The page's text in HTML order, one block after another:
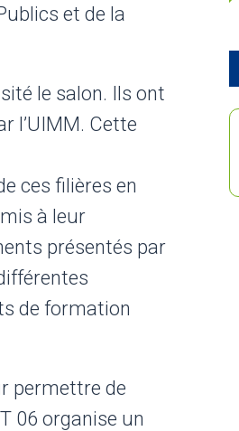
et de la
le salon. Ils ont
l’UIMM. Cette
ces filières en
à leur
présentés par
de formation
permettre de
06 organise un